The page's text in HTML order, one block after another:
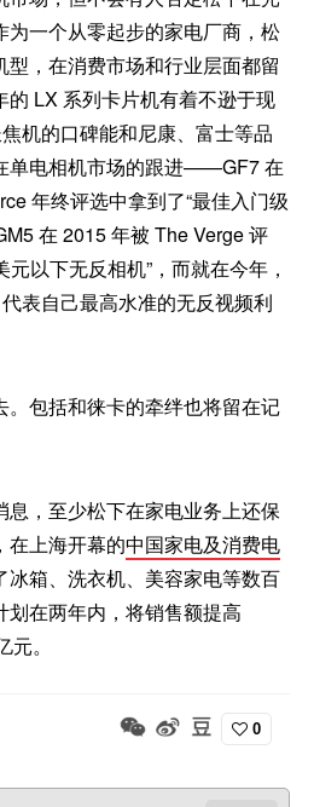
为一个从零起步的家电厂商，松
，在消费市场和行业层面都留
LX 系列卡片机有着不逊于现
机的口碑能和尼康、富士等品
单电相机市场的跟进——GF7 在
年终评选中拿到了“最佳入门级
在 2015 年被 The Verge 评
以下无反相机”，而就在今年，
表自己最高水准的无反视频利
。包括和徕卡的牵绊也将留在记
息，至少松下在家电业务上还保
在上海开幕的中国家电及消费电
冰箱、洗衣机、美容家电等数百
在两年内，将销售额提高
。
0